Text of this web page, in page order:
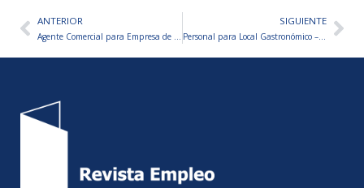
AntANTERIOR
Agente Comercial para Empresa de Turismo
SIGUIENTE
Personal para Local Gastronómico – VARIOS PUESTOS A CUBRIR